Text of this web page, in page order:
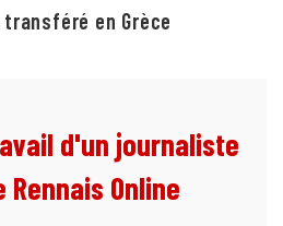
en Grèce
d'un journaliste
Rennais Online